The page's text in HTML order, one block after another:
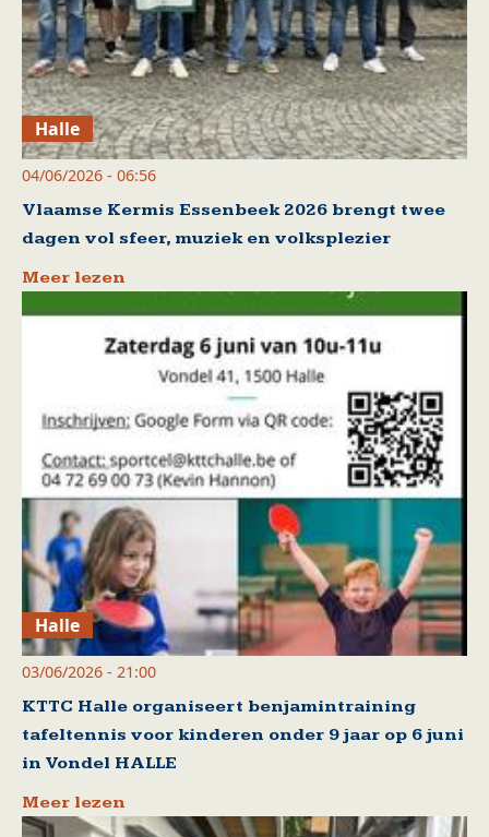
Halle
04/06/2026 - 06:56
Vlaamse Kermis Essenbeek 2026 brengt twee
dagen vol sfeer, muziek en volksplezier
Meer lezen
Halle
03/06/2026 - 21:00
KTTC Halle organiseert benjamintraining
tafeltennis voor kinderen onder 9 jaar op 6 juni
in Vondel HALLE
Meer lezen